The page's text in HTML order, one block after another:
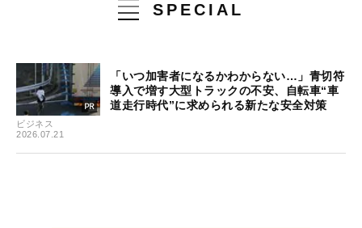
SPECIAL
ビジネス
2026.07.21
「いつ加害者になるかわからない…」青切符
導入で増す大型トラックの不安、自転車“車
道走行時代”に求められる新たな安全対策